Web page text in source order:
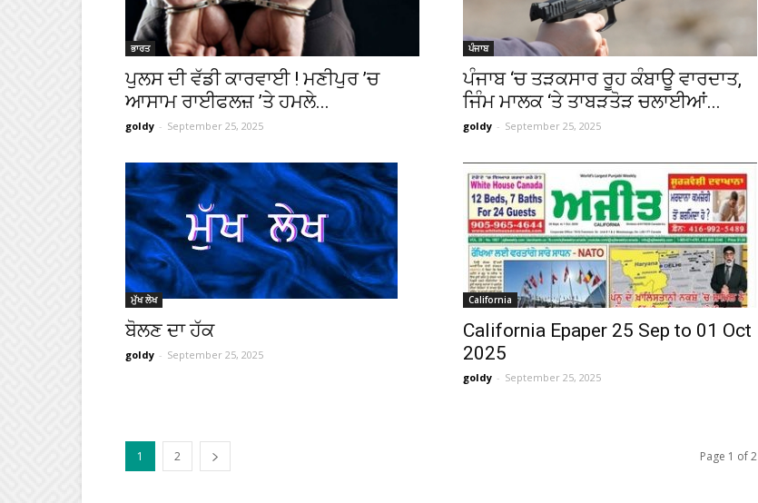
ਭਾਰਤ
ਪੁਲਸ ਦੀ ਵੱਡੀ ਕਾਰਵਾਈ ! ਮਣੀਪੁਰ ’ਚ
ਆਸਾਮ ਰਾਈਫਲਜ਼ ’ਤੇ ਹਮਲੇ...
goldy - September 25, 2025
ਪੰਜਾਬ
ਪੰਜਾਬ ‘ਚ ਤੜਕਸਾਰ ਰੂਹ ਕੰਬਾਊ ਵਾਰਦਾਤ,
ਜਿੰਮ ਮਾਲਕ ‘ਤੇ ਤਾਬੜਤੋੜ ਚਲਾਈਆਂ...
goldy - September 25, 2025
ਮੁੱਖ ਲੇਖ
ਬੋਲਣ ਦਾ ਹੱਕ
goldy - September 25, 2025
California
California Epaper 25 Sep to 01 Oct
2025
goldy - September 25, 2025
1 2 Page 1 of 2